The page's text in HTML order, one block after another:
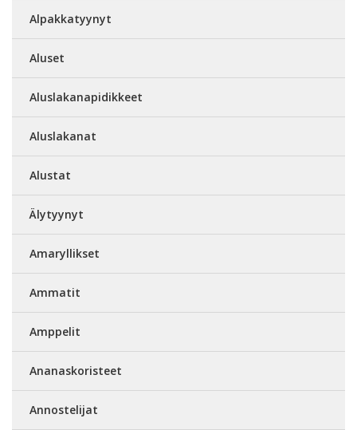
Alpakkatyynyt
Aluset
Aluslakanapidikkeet
Aluslakanat
Alustat
Älytyynyt
Amaryllikset
Ammatit
Amppelit
Ananaskoristeet
Annostelijat